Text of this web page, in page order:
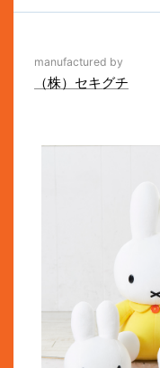
manufactured by
（株）セキグチ